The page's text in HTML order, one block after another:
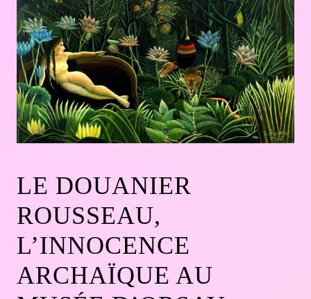
LE DOUANIER
ROUSSEAU,
L’INNOCENCE
ARCHAÏQUE AU